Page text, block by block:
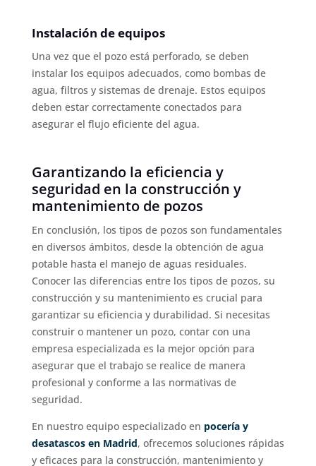
Instalación de equipos
Una vez que el pozo está perforado, se deben
instalar los equipos adecuados, como bombas de
agua, filtros y sistemas de drenaje. Estos equipos
deben estar correctamente conectados para
asegurar el flujo eficiente del agua.
Garantizando la eficiencia y
seguridad en la construcción y
mantenimiento de pozos
En conclusión, los tipos de pozos son fundamentales
en diversos ámbitos, desde la obtención de agua
potable hasta el manejo de aguas residuales.
Conocer las diferencias entre los tipos de pozos, su
construcción y su mantenimiento es crucial para
garantizar su eficiencia y durabilidad. Si necesitas
construir o mantener un pozo, contar con una
empresa especializada es la mejor opción para
asegurar que el trabajo se realice de manera
profesional y conforme a las normativas de
seguridad.
En nuestro equipo especializado en pocería y
desatascos en Madrid, ofrecemos soluciones rápidas
y eficaces para la construcción, mantenimiento y